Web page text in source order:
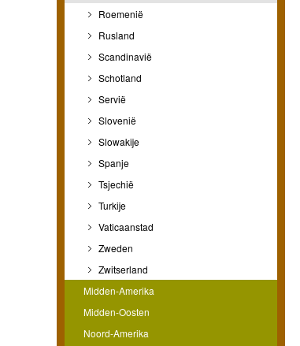
Roemenië
Rusland
Scandinavië
Schotland
Servië
Slovenië
Slowakije
Spanje
Tsjechië
Turkije
Vaticaanstad
Zweden
Zwitserland
Midden-Amerika
Midden-Oosten
Noord-Amerika